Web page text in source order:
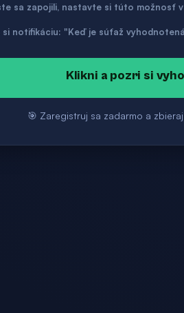
sa zapojili, nastavte si túto možnosť
notifikáciu: "Keď je súťaž
Klikni a pozri si
🎯 Zaregistruj sa zadarmo a